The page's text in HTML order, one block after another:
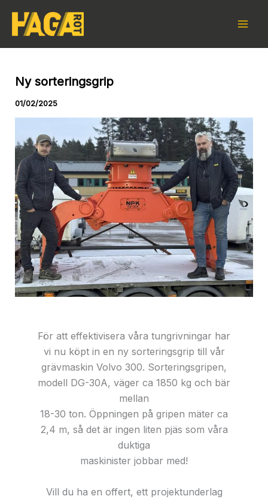
content
Ny sorteringsgrip
01/02/2025
För att effektivisera våra tungrivningar har
vi nu köpt in en ny sorteringsgrip till vår
grävmaskin Volvo 300. Sorteringsgripen,
modell DG-30A, väger ca 1850 kg och bär
mellan
18-30 ton. Öppningen på gripen mäter ca
2,4 m, så det är ingen liten pjäs som våra
duktiga
maskinister jobbar med!
Vill du ha en offert, ett projektunderlag